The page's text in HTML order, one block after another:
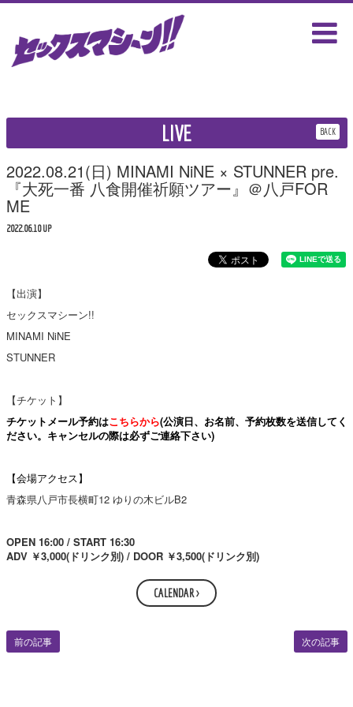
LIVE BACK
2022.08.21(日) MINAMI NiNE × STUNNER pre.
『大死一番 八食開催祈願ツアー』＠八戸FOR
ME
2022.06.10 UP
【出演】
セックスマシーン!!
MINAMI NiNE
STUNNER
【チケット】
チケットメール予約はこちらから(公演日、お名前、予約枚数を送信してく
ださい。キャンセルの際は必ずご連絡下さい)
【会場アクセス】
青森県八戸市長横町12 ゆりの木ビルB2
OPEN 16:00 / START 16:30
ADV ￥3,000(ドリンク別) / DOOR ￥3,500(ドリンク別)
CALENDAR >
次の記事
前の記事